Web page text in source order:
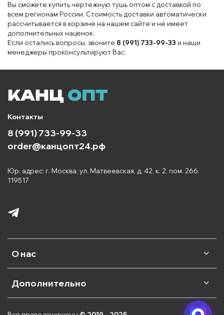
Вы сможете купить чертежную тушь оптом с доставкой по
всем регионам России. Стоимость доставки автоматически
рассчитывается в корзине на нашем сайте и не имеет
дополнительных наценок.
Если остались вопросы, звоните 8 (991) 733-99-33 и наши
менеджеры проконсультируют Вас.
О нас
Дополнительно
Контакты
8 (991) 733-99-33
order@канцопт24.рф
Юр. адрес: г. Москва, ул. Матвеевская, д. 42, к. 2, пом. 266.
119517